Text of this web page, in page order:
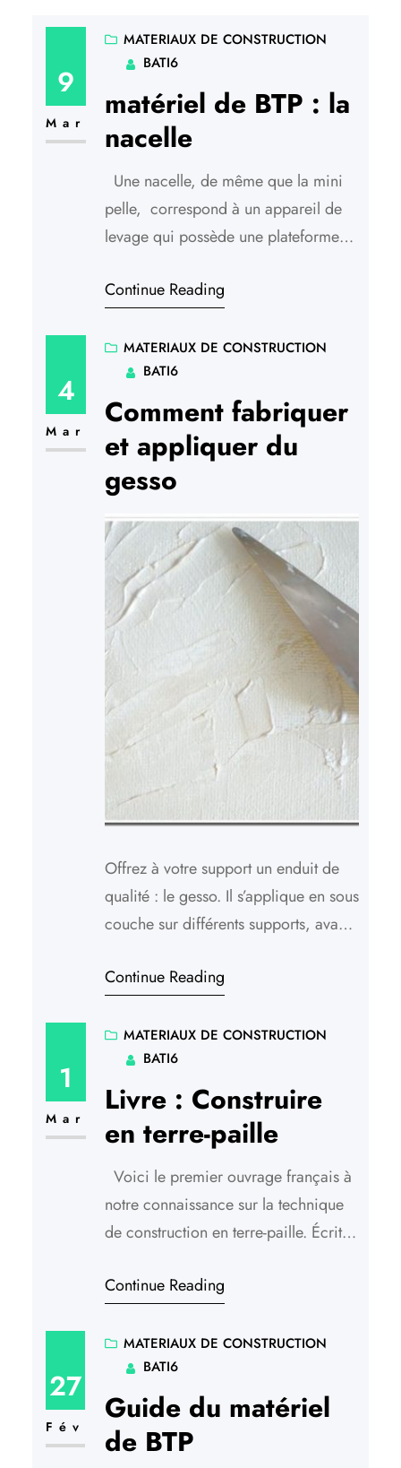
9
Mar
MATERIAUX DE CONSTRUCTION
BATI6
matériel de BTP : la
nacelle
Une nacelle, de même que la mini
pelle, correspond à un appareil de
levage qui possède une plateforme
positionner pour atteindre plus
les nacelles qu’il existe, on retrouve
deux groupes différents, à savoir le
groupe A qui rassemble les nacelles à
élévation verticale et le…
Continue Reading
4
Mar
MATERIAUX DE CONSTRUCTION
BATI6
Comment fabriquer
et appliquer du
gesso
Offrez à votre support un enduit de
qualité : le gesso. Il s’applique en sous
couche sur différents supports, avant
avez le temps, l’espace et l’envie,
« gesso fait maison ». Il protège votre
meuble et prépare la surface à
recevoir la finition.…
Continue Reading
1
Mar
MATERIAUX DE CONSTRUCTION
BATI6
Livre : Construire
en terre-paille
Voici le premier ouvrage français à
notre connaissance sur la technique
de construction en terre-paille. Écrit
artisan actif soucieux de transmettre
que « les maçons de 2050 n’ayant
plus les moyens de s’offrir les
matériaux issus du pétrole, puissent
avoir l’opportunité de trouver dans
ces textes…
Continue Reading
27
Fév
MATERIAUX DE CONSTRUCTION
BATI6
Guide du matériel
de BTP